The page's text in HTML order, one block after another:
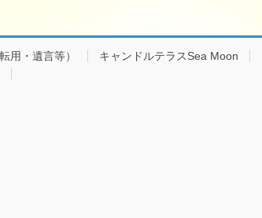
用・遺言等） キャンドルテラスSea Moon